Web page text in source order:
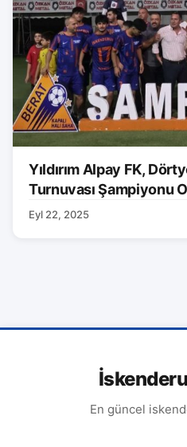
Yıldırım Alpay FK,
Turnuvası Şampiyonu
Eyl 22, 2025
En güncel